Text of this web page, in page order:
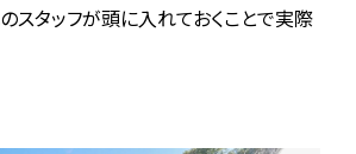
スタッフが頭に入れておくことで実際